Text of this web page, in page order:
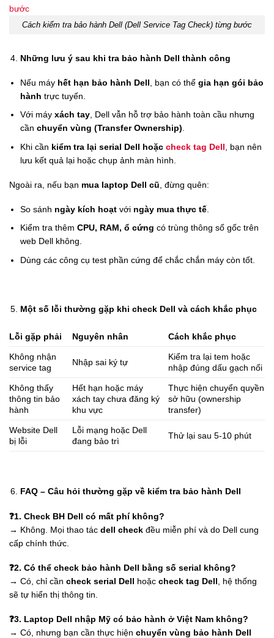
Cách kiểm tra bảo hành Dell (Dell Service Tag Check) từng bước
Những lưu ý sau khi tra bảo hành Dell thành công
Nếu máy hết hạn bảo hành Dell , bạn có thểgia hạn gói bảo
hành trực tuyến.
Với máyxách tay , Dell vẫn hỗ trợ bảo hành toàn cầu nhưng
cầnchuyển vùng (Transfer Ownership)
Khi cần kiểm tra lại serial Dell hoặc check tag Dell , bạn nên
lưu kết quả lại hoặc chụp ảnh màn hình.
Ngoài ra, nếu bạn mua laptop Dell cũ , đừng quên:
So sánh ngày kích hoạt với ngày mua thực tế
Kiểm tra thêmCPU, RAM, ổ cứng có trùng thông số gốc trên
web Dell không.
Dùng các công cụ test phần cứng để chắc chắn máy còn tốt.
Một số lỗi thường gặp khi check Dell và cách khắc phục
Lỗi gặp phải Nguyên nhân Cách khắc phục
Không nhận
service tag
Nhập sai ký tự
Kiểm tra lại tem hoặc
nhập đúng dấu gạch nối
Không thấy
thông tin bảo
hành
Hết hạn hoặc máy
xách tay chưa đăng ký
khu vực
Thực hiện chuyển quyền
sở hữu (ownership
transfer)
Website Dell
bị lỗi
Lỗi mạng hoặc Dell
đang bảo trì
Thử lại sau 5-10 phút
FAQ – Câu hỏi thường gặp về kiểm tra bảo hành Dell
❓1. Check BH Dell có mất phí không?
→ Không. Mọi thao tác dell check đều miễn phí và do Dell cung
cấp chính thức.
❓2. Có thể check bảo hành Dell bằng số serial không?
→ Có, chỉ cần check serial Dell hoặc check tag Dell , hệ thống
sẽ tự hiển thị thông tin.
❓3. Laptop Dell nhập Mỹ có bảo hành ở Việt Nam không?
→ Có, nhưng bạn cần thực hiện chuyển vùng bảo hành Dell